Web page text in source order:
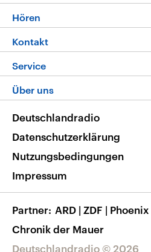
Programm
Die Nachrichten
Nachrichtenleicht
Neue Beiträge auf dlf.de
Hören
Livestream
Podcasts
Deutschlandfunk App
Nachrichten App
Frequenzen
Kontakt
Hörerservice
Service
Veranstaltungen
Musikliste
RSS
Über uns
Barrierefreiheit
Deutschlandradio © 2026
Deutschlandradio
Datenschutzerklärung
Nutzungsbedingungen
Impressum
Partner ARD | ZDF | Phoenix
Chronik der Mauer